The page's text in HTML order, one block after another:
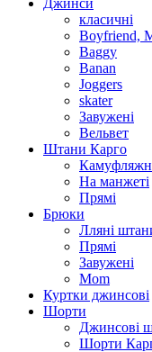
Джинси
класичні
Boyfriend,
Baggy
Banan
Joggers
skater
Завужені
Вельвет
Штани Карго
На манжеті
Прямі
Брюки
Лляні
Прямі
Завужені
Mom
Куртки джинсові
Шорти
Джинсові
Шорти